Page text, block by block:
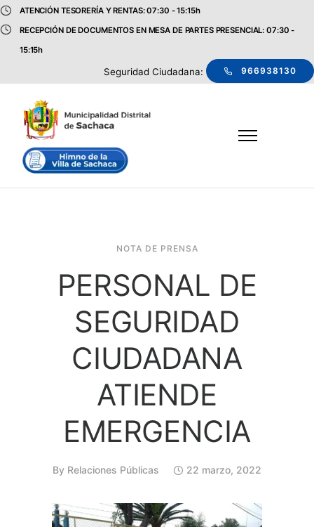
ATENCIÓN TESORERÍA Y RENTAS: 07:30 - 15:15h
RECEPCIÓN DE DOCUMENTOS EN MESA DE PARTES PRESENCIAL: 07:30 -
15:15h
Seguridad Ciudadana: 966938130
NOTA DE PRENSA
PERSONAL DE
SEGURIDAD
CIUDADANA
ATIENDE
EMERGENCIA
By Relaciones Públicas 22 marzo, 2022